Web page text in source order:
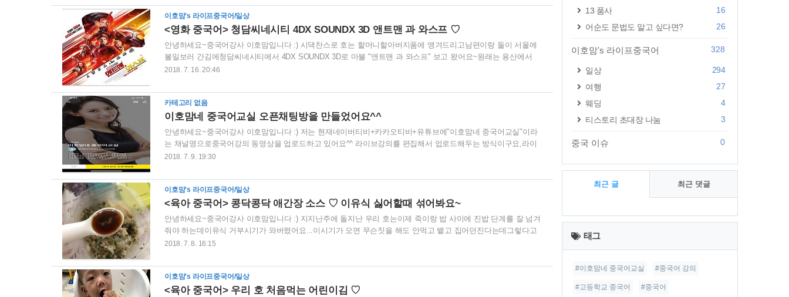
대부분은 책 아니면 장난감 아니면 코딩이였어요~책은 지인에게서 몇박스를 물려받아서 집에 넘쳐나고장난감도
부족함이 없어서 슥슥 지나가다가남편이 컴공출신이기도해서 그런지코딩에 관심을 많이 보이더라구요^^ 전시 展
览 zhǎn lǎn 쯜안 란 그중에서 남편이이건 꼭 갖고 싶다 라고 한게 위사진에 코..
이호맘's 라이프중국어/일상
<영화 중국어> 청담씨네시티 4DX SOUNDX 3D 앤트맨 과 와스프 ♡
안녕하세요~중국어강사 이호맘입니다 :) 시댁찬스로 호는 할머니할아버지품에 앵겨드리고남편이랑 둘이 서울에
볼일보러 간김에청담씨네시티에서 4DX SOUNDX 3D로 마블 "앤트맨 과 와스프" 보고 왔어요~원래는 용산에서
4DX with SCREENX 2D로 보고싶었는데남편이 오랜만에 극장가서 보는 마블인데4D와 3D 둘다 포기할 수 없다고
고 나와서"나이를 먹었나 이젠 3D가 눈아프네..."라고 하더라구요ㅡㅡ") 암튼 영화내용에 대해서 개인적인 리뷰를
하자면...적이 너무 약해서 실망이였다 싶은 분들이 많으시던데적이 약하건 강하건 상관없이싸우는 장면에 코미디
요소를 잘 넣어서 저는 재밌게 봤어요~저희부부..
2018. 7. 16. 20:46
카테고리 없음
이호맘네 중국어교실 오픈채팅방을 만들었어요^^
안녕하세요~중국어강사 이호맘입니다 :) 저는 현재네이버티비+카카오티비+유튜브에"이호맘네 중국어교실"이라
는 채널명으로중국어강의 동영상을 업로드하고 있어요^^ 라이브강의를 편집해서 업로드해두는 방식이구요,라이
브 강의시간은일단은...매주 카카오티비 월 , 수 저녁 8시 입니다...만...제가 육아맘이다보니여러가지 이유로 인해
국어에 관해 궁금한 점을 물어봐오시기 때문에 강의시간에 변동이 있을때 공지도 할겸질문답변도 주고 받을겸사
해서"이호맘네 중국어교실"카카오톡 오픈채팅방을 만들게되었습니당^^ 오픈채팅방에 접속하시는 가장 쉬운 방법
은 △위에 QR코드를 인식해주시는 방법입니다^^ 검색해서 찾아오시는 방법은아래에 ..
2018. 7. 9. 19:30
이호맘's 라이프중국어/일상
<육아 중국어> 콩닥콩닥 애간장 소스 ♡ 이유식 싫어할때 섞어봐요~
안녕하세요~중국어강사 이호맘입니다 :) 지지난주에 돌지난 우리 호는이제 죽이랑 밥 사이에 진밥 단계를 잘 넘겨
줘야 하는데이유식 거부시기가 와버렸어요...이시기가 오면 무슨짓을 해도 안먹고 뱉고 집어던진다는데그렇다고
분유로 돌아가서 물배를 채우기엔든든하지 않은지 잠도 잘 안자려고 해서간안된 이유식보단애기가 먹을 수 있는
맛은 어른들 먹는 일반 간장이랑 다르지 않아요~오히려 더 향긋하고 고소해서밥에 섞어서 먹이면 잘 먹는답니다
^^ 이유식 안먹어서 고생중인 엄마들~요거 한번 시도해보세요^^ 간장 酱油 jiàng yóu 쨩 유
2018. 7. 8. 16:15
이호맘's 라이프중국어/일상
<육아 중국어> 우리 호 처음먹는 어린이김 ♡
13 품사
16
어순도 문법도 알고 싶다면?
26
이호맘's 라이프중국어 328
일상
294
여행
27
웨딩
4
티스토리 초대장 나눔
3
중국 이슈 0
최근 글 최근 댓글
최
근
글
태그
#이호맘네 중국어교실 #중국어 강의
#고등학교 중국어 #중국어